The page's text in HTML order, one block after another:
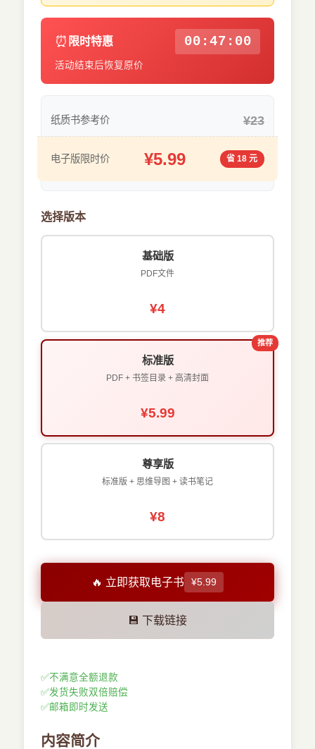
⏰ 限时特惠 00:46:59
活动结束后恢复原价
纸质书参考价 ¥23
电子版限时价 ¥5.99 省 18 元
选择版本
基础版
PDF文件
¥4
推荐
标准版
PDF + 书签目录 + 高清封面
¥5.99
尊享版
标准版 + 思维导图 + 读书笔记
¥8
🔥 立即获取电子书 ¥5.99
💾 下载链接
✅不满意全额退款
✅发货失败双倍赔偿
✅邮箱即时发送
内容简介